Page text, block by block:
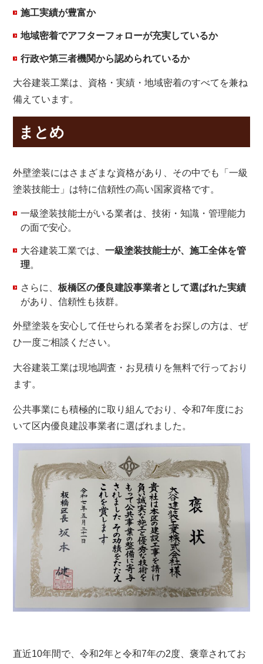
施工実績が豊富か
地域密着でアフターフォローが充実しているか
行政や第三者機関から認められているか
大谷建装工業は、資格・実績・地域密着のすべてを兼ね
備えています。
まとめ
外壁塗装にはさまざまな資格があり、その中でも「一級
塗装技能士」は特に信頼性の高い国家資格です。
一級塗装技能士がいる業者は、技術・知識・管理能力
の面で安心。
大谷建装工業では、一級塗装技能士が、施工全体を管
理。
さらに、板橋区の優良建設事業者として選ばれた実績
があり、信頼性も抜群。
外壁塗装を安心して任せられる業者をお探しの方は、ぜ
ひ一度ご相談ください。
大谷建装工業は現地調査・お見積りを無料で行っており
ます。
公共事業にも積極的に取り組んでおり、令和7年度にお
いて区内優良建設事業者に選ばれました。
直近10年間で、令和2年と令和7年の2度、褒章されてお